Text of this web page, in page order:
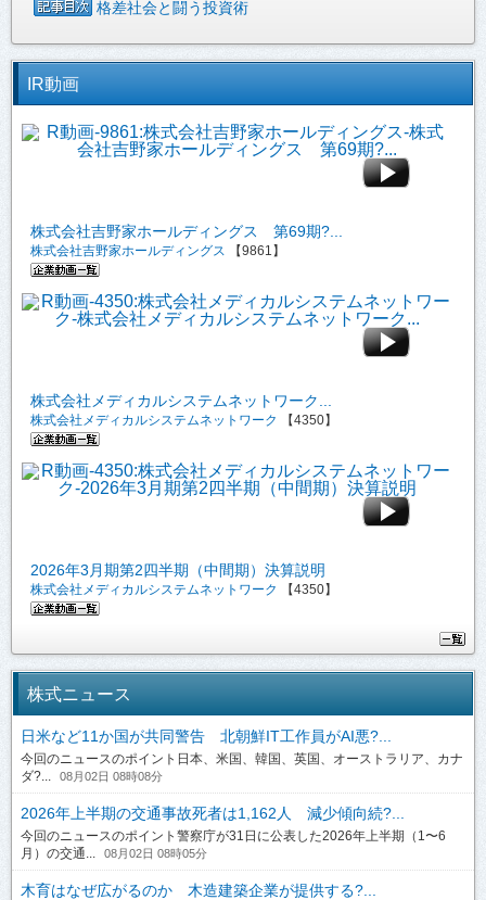
格差社会と闘う投資術
IR動画
株式会社吉野家ホールディングス 第69期?...
株式会社吉野家ホールディングス 【9861】
株式会社メディカルシステムネットワーク...
株式会社メディカルシステムネットワーク 【4350】
2026年3月期第2四半期（中間期）決算説明
株式会社メディカルシステムネットワーク 【4350】
株式ニュース
日米など11か国が共同警告 北朝鮮IT工作員がAI悪?...
今回のニュースのポイント日本、米国、韓国、英国、オーストラリア、カナ
ダ?...
08月02日 08時08分
2026年上半期の交通事故死者は1,162人 減少傾向続?...
今回のニュースのポイント警察庁が31日に公表した2026年上半期（1〜6
月）の交通...
08月02日 08時05分
木育はなぜ広がるのか 木造建築企業が提供する?...